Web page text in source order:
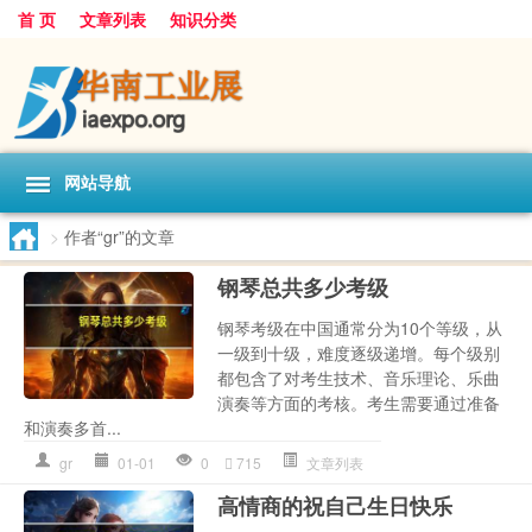
首 页 文章列表 知识分类
网站导航
> 作者“gr”的文章
钢琴总共多少考级
钢琴考级在中国通常分为10个等级，从
一级到十级，难度逐级递增。每个级别
都包含了对考生技术、音乐理论、乐曲
演奏等方面的考核。考生需要通过准备
和演奏多首...
gr 01-01 0 715 文章列表
高情商的祝自己生日快乐